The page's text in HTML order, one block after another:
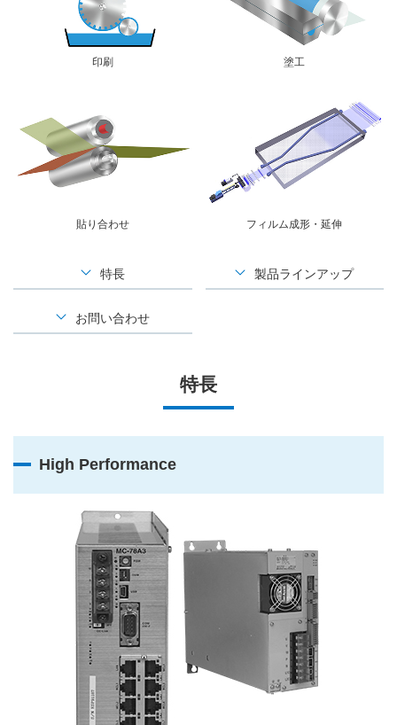
印刷 塗工
貼り合わせ フィルム成形・延伸
特長 製品ラインアップ
お問い合わせ
特長
High Performance